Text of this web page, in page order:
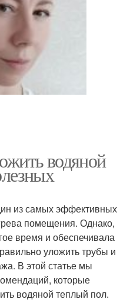
водяной
из самых эффективных
помещения. Однако,
время и обеспечивала
уложить трубы и
В этой статье мы
которые
водяной теплый пол.